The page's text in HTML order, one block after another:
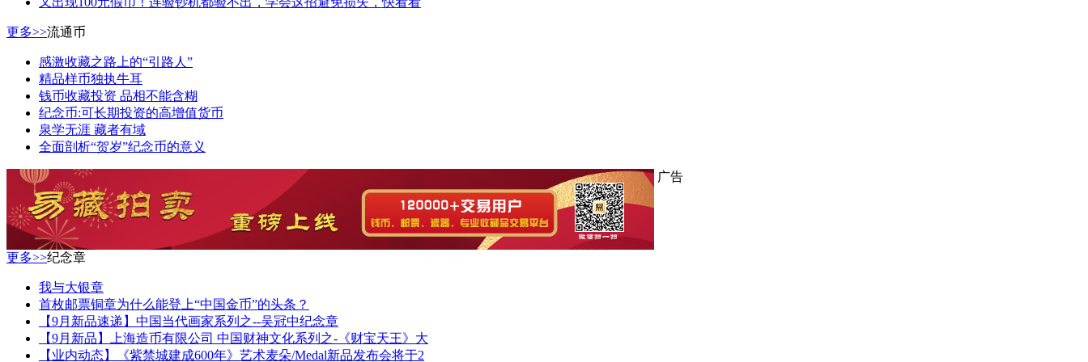
更多>>流通币
感激收藏之路上的“引路人”
精品样币独执牛耳
钱币收藏投资 品相不能含糊
纪念币:可长期投资的高增值货币
泉学无涯 藏者有域
全面剖析“贺岁”纪念币的意义
广告
更多>>纪念章
我与大银章
首枚邮票铜章为什么能登上“中国金币”的头条？
【9月新品速递】中国当代画家系列之--吴冠中纪念章
【9月新品】上海造币有限公司 中国财神文化系列之-《财宝天王》大
【业内动态】《紫禁城建成600年》艺术麦朵/Medal新品发布会将于2